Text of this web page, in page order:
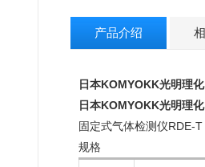
产品介绍
日本KOMYOKK光明理
日本KOMYOKK光明理
固定式气体检测仪RDE-T
规格